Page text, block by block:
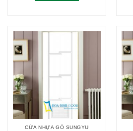
CỬA NHỰA GỖ SUNGYU